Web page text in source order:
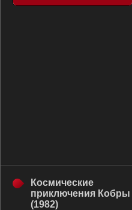
Космические
приключения Кобры
(1982)